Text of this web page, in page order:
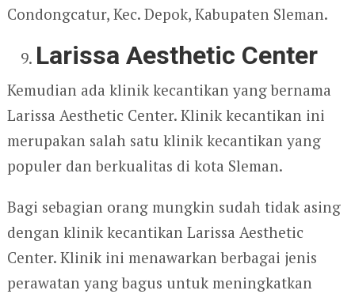
Condongcatur, Kec. Depok, Kabupaten Sleman.
Larissa Aesthetic Center
Kemudian ada klinik kecantikan yang bernama
Larissa Aesthetic Center. Klinik kecantikan ini
merupakan salah satu klinik kecantikan yang
populer dan berkualitas di kota Sleman.
Bagi sebagian orang mungkin sudah tidak asing
dengan klinik kecantikan Larissa Aesthetic
Center. Klinik ini menawarkan berbagai jenis
perawatan yang bagus untuk meningkatkan